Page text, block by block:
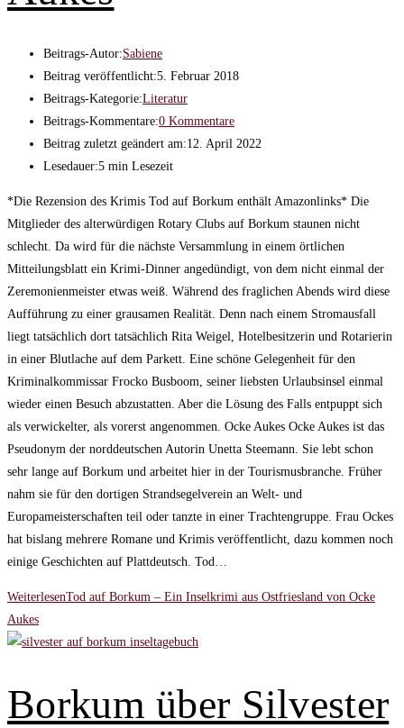
Beitrags-Autor:Sabiene
Beitrag veröffentlicht:5. Februar 2018
Beitrags-Kategorie:Literatur
Beitrags-Kommentare:0 Kommentare
Beitrag zuletzt geändert am:12. April 2022
Lesedauer:5 min Lesezeit
*Die Rezension des Krimis Tod auf Borkum enthält Amazonlinks* Die
Mitglieder des alterwürdigen Rotary Clubs auf Borkum staunen nicht
schlecht. Da wird für die nächste Versammlung in einem örtlichen
Mitteilungsblatt ein Krimi-Dinner angedündigt, von dem nicht einmal der
Zeremonienmeister etwas weiß. Während des fraglichen Abends wird diese
Aufführung zu einer grausamen Realität. Denn nach einem Stromausfall
liegt tatsächlich dort tatsächlich Rita Weigel, Hotelbesitzerin und Rotarierin
in einer Blutlache auf dem Parkett. Eine schöne Gelegenheit für den
Kriminalkommissar Frocko Busboom, seiner liebsten Urlaubsinsel einmal
wieder einen Besuch abzustatten. Aber die Lösung des Falls entpuppt sich
als verwickelter, als vorerst angenommen. Ocke Aukes Ocke Aukes ist das
Pseudonym der norddeutschen Autorin Unetta Steemann. Sie lebt schon
sehr lange auf Borkum und arbeitet hier in der Tourismusbranche. Früher
nahm sie für den dortigen Strandsegelverein an Welt- und
Europameisterschaften teil oder tanzte in einer Trachtengruppe. Frau Ockes
hat bislang mehrere Romane und Krimis veröffentlicht, dazu kommen noch
einige Geschichten auf Plattdeutsch. Tod…
WeiterlesenTod auf Borkum – Ein Inselkrimi aus Ostfriesland von Ocke
Aukes
Borkum über Silvester